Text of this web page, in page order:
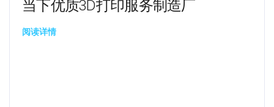
当下优质3D打印服务制造厂
阅读详情